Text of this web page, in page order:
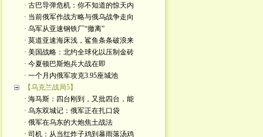
· 古巴导弹危机：你不知道的惊天内
· 当前俄军作战方略与俄乌战争走向
· 乌军从亚速钢铁厂“撤离”
· 莫道亚速海床浅，鲨鱼条条破浪来
· 美国战略：北约全球化以压制金砖
· 今夏顿巴斯炮兵大战在即
· 一个月内俄军攻克3.95座城池
【乌克兰战局5】
· 海马斯：四台刚到，又批四台，能
· 乌东双城记：俄军正在扎口袋
· 俄军在乌东的大炮焦土战法
· 司机：从当红炸子鸡到暴雨落汤鸡